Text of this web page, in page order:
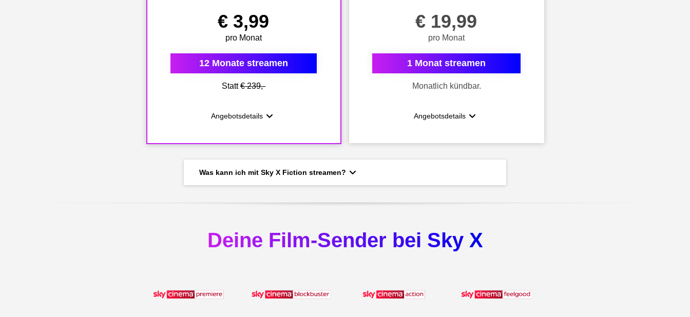
€ 3,99
pro Monat
12 Monate streamen
Statt€ 239,-
Angebotsdetails
€ 19,99
pro Monat
1 Monat streamen
Monatlich kündbar.
Angebotsdetails
Was kann ich mit Sky X Fiction streamen?
Deine Film-Sender bei Sky X